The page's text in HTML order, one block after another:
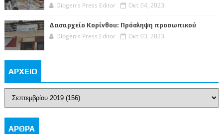
Diogenis Press Editor Οκτ 04, 2023
Δασαρχείο Κορίνθου: Πρόσληψη προσωπικού
Diogenis Press Editor Οκτ 03, 2023
ΑΡΧΕΙΟ
ΑΡΘΡΑ